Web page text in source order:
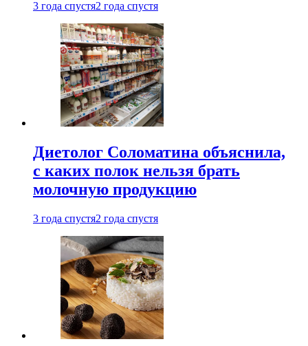
3 года спустя2 года спустя
Диетолог Соломатина объяснила,
с каких полок нельзя брать
молочную продукцию
3 года спустя2 года спустя